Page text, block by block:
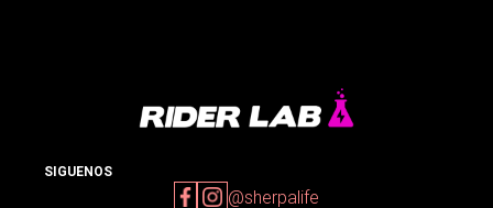
SIGUENOS
@sherpalife